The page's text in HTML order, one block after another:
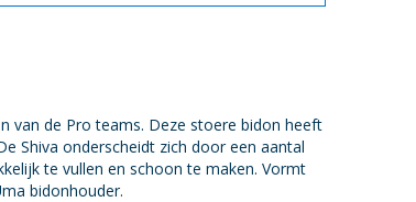
van de Pro teams. Deze stoere bidon heeft
Shiva onderscheidt zich door een aantal
te vullen en schoon te maken. Vormt
bidonhouder.